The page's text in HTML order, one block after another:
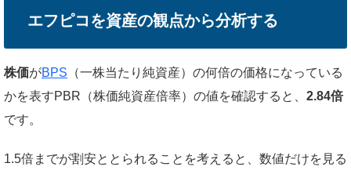
エフピコを資産の観点から分析する
株価がBPS （一株当たり純資産）の何倍の価格になっている
かを表すPBR（株価純資産倍率）の値を確認すると、 2.84倍
です。
1.5倍までが割安ととられることを考えると、数値だけを見る